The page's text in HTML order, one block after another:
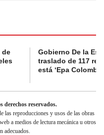
de
Gobierno De la
traslado de 117
está ‘Epa
reservados.
las reproducciones y usos de las obras
a medios de lectura mecánica u otros
adecuados.